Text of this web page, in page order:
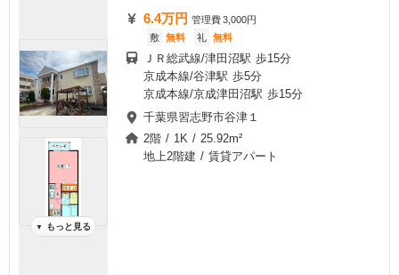
▼ もっと見る
6.4万円 管理費3,000円
敷 無料 礼 無料
ＪＲ総武線/津田沼駅 歩15分
京成本線/谷津駅 歩5分
京成本線/京成津田沼駅 歩15分
千葉県習志野市谷津１
2階 / 1K / 25.92m²
地上2階建 / 賃貸アパート